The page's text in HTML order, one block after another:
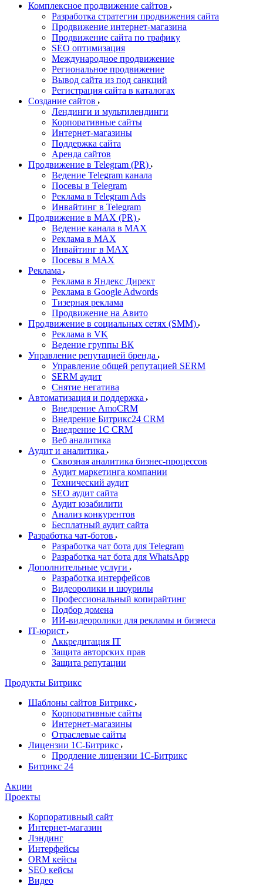
Комплексное продвижение сайтов
Разработка стратегии продвижения сайта
Продвижение интернет-магазина
Продвижение сайта по трафику
SEO оптимизация
Международное продвижение
Региональное продвижение
Вывод сайта из под санкций
Регистрация сайта в каталогах
Создание сайтов
Лендинги и мультилендинги
Корпоративные сайты
Интернет-магазины
Поддержка сайта
Аренда сайтов
Продвижение в Telegram (PR)
Ведение Telegram канала
Посевы в Telegram
Реклама в Telegram Ads
Инвайтинг в Telegram
Продвижение в MAX (PR)
Ведение канала в MAX
Реклама в MAX
Инвайтинг в MAX
Посевы в MAX
Реклама
Реклама в Яндекс Директ
Реклама в Google Adwords
Тизерная реклама
Продвижение на Авито
Продвижение в социальных сетях (SMM)
Реклама в VK
Ведение группы ВК
Управление репутацией бренда
Управление общей репутацией SERM
SERM аудит
Снятие негатива
Автоматизация и поддержка
Внедрение AmoCRM
Внедрение Битрикс24 CRM
Внедрение 1C CRM
Веб аналитика
Аудит и аналитика
Сквозная аналитика бизнес-процессов
Аудит маркетинга компании
Технический аудит
SEO аудит сайта
Аудит юзабилити
Анализ конкурентов
Бесплатный аудит сайта
Разработка чат-ботов
Разработка чат бота для Telegram
Разработка чат бота для WhatsApp
Дополнительные услуги
Разработка интерфейсов
Видеоролики и шоурилы
Профессиональный копирайтинг
Подбор домена
ИИ-видеоролики для рекламы и бизнеса
IT-юрист
Аккредитация IT
Защита авторских прав
Защита репутации
Продукты Битрикс
Шаблоны сайтов Битрикс
Корпоративные сайты
Интернет-магазины
Отраслевые сайты
Лицензии 1С-Битрикс
Продление лицензии 1С-Битрикс
Битрикс 24
Акции
Проекты
Корпоративный сайт
Интернет-магазин
Лэндинг
Интерфейсы
ORM кейсы
SEO кейсы
Видео